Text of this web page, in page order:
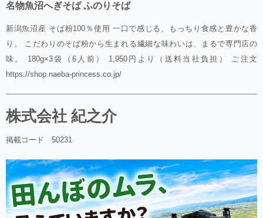
名物魚沼へぎそば ふのりそば
新潟魚沼産 そば粉100％使用 一口で感じる、もっちり食感と豊かな香
り。 こだわりのそば粉から生まれる繊細な味わいは、まるで専門店の
味。 180g×3袋（6人前） 1,950円より（送料当社負担） ご注文
https://shop.naeba-princess.co.jp/
株式会社 紀之介
掲載コード 50231